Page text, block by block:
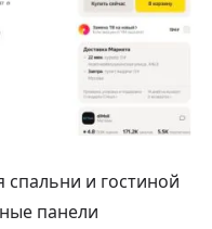
и гостиной
панели